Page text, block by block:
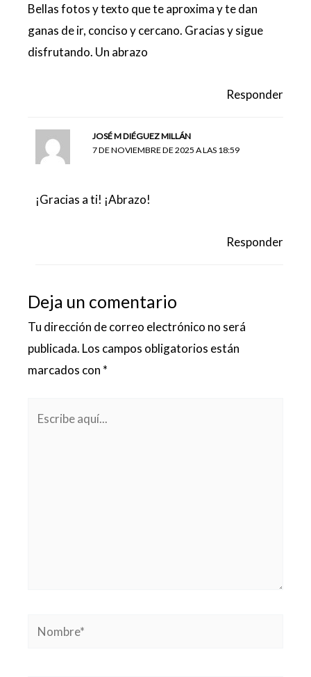
Bellas fotos y texto que te aproxima y te dan
ganas de ir, conciso y cercano. Gracias y sigue
disfrutando. Un abrazo
Responder
JOSÉ M DIÉGUEZ MILLÁN
7 DE NOVIEMBRE DE 2025 A LAS 18:59
¡Gracias a ti! ¡Abrazo!
Responder
Deja un comentario
Tu dirección de correo electrónico no será
publicada. Los campos obligatorios están
marcados con *
Nombre*